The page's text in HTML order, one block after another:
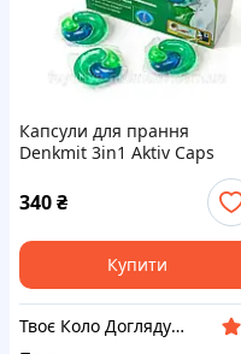
Капсули для прання
Denkmit 3in1 Aktiv Caps
(виробництво Німеччина).
Це сучасний
концентрований засіб. 22
шт.
340₴
Купити
Твоє Коло Догляду 🤞